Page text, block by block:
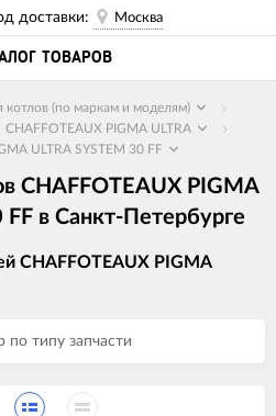
доставки:
Москва
ТОВАРОВ
котлов (по маркам и моделям)
CHAFFOTEAUX PIGMA ULTRA
ULTRA SYSTEM 30 FF
CHAFFOTEAUX PIGMA
FF в Санкт-Петербурге
CHAFFOTEAUX PIGMA
по типу запчасти